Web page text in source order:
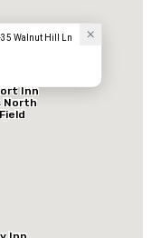
35 Walnut Hill Ln
Inn
North